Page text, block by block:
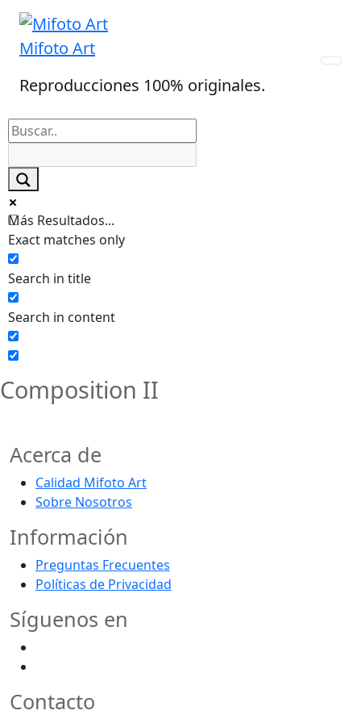
Skip
content
Mifoto Art
Reproducciones 100% originales.
Más Resultados...
Exact matches only
Search in title
Search in content
Composition II
Acerca de
Calidad Mifoto Art
Sobre Nosotros
Información
Preguntas Frecuentes
Políticas de Privacidad
Síguenos en
Contacto